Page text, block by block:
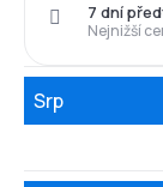
Nejnižší
7 dní
Srp